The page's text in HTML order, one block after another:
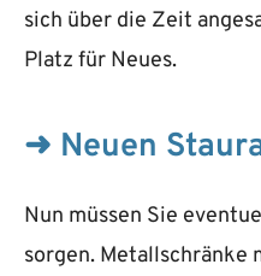
sich über die Zeit
Platz für Neues.
➜ Neuen
Nun müssen Sie
sorgen. Metallschränke